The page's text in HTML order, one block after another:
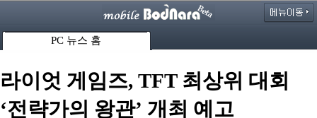
PC 뉴스 홈
라이엇 게임즈, TFT 최상위 대회
‘전략가의 왕관’ 개최 예고